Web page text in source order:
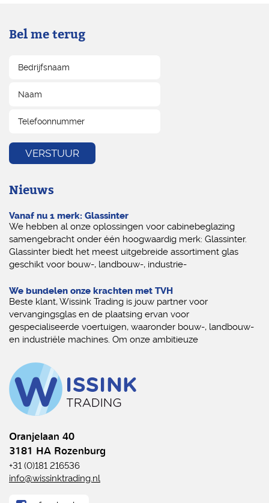
Bel me terug
Nieuws
Vanaf nu 1 merk: Glassinter
We hebben al onze oplossingen voor cabinebeglazing
samengebracht onder één hoogwaardig merk: Glassinter.
Glassinter biedt het meest uitgebreide assortiment glas
geschikt voor bouw-, landbouw-, industrie-
We bundelen onze krachten met TVH
Beste klant, Wissink Trading is jouw partner voor
vervangingsglas en de plaatsing ervan voor
gespecialiseerde voertuigen, waaronder bouw-, landbouw-
en industriële machines. Om onze ambitieuze
Oranjelaan 40
3181 HA Rozenburg
+31 (0)181 216536
info@wissinktrading.nl